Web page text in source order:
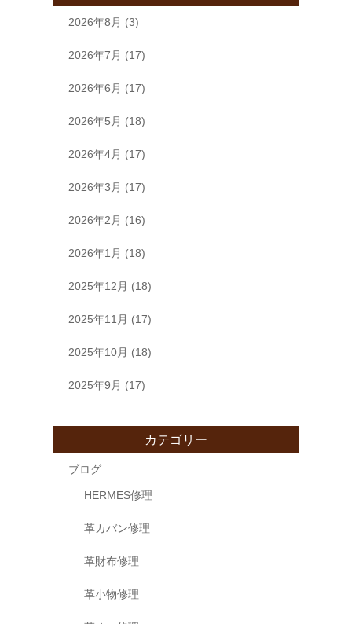
2026年8月 (3)
2026年7月 (17)
2026年6月 (17)
2026年5月 (18)
2026年4月 (17)
2026年3月 (17)
2026年2月 (16)
2026年1月 (18)
2025年12月 (18)
2025年11月 (17)
2025年10月 (18)
2025年9月 (17)
カテゴリー
ブログ
HERMES修理
革カバン修理
革財布修理
革小物修理